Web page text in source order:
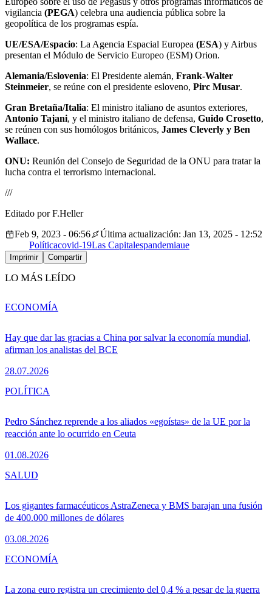
vigilancia (PEGA) celebra una audiencia pública sobre la
geopolítica de los programas espía.
UE/ESA/Espacio: La Agencia Espacial Europea (ESA) y Airbus
presentan el Módulo de Servicio Europeo (ESM) Orion.
Alemania/Eslovenia: El Presidente alemán, Frank-Walter
Steinmeier, se reúne con el presidente esloveno, Pirc Musar.
Gran Bretaña/Italia: El ministro italiano de asuntos exteriores,
Antonio Tajani, y el ministro italiano de defensa, Guido Crosetto,
se reúnen con sus homólogos británicos, James Cleverly y Ben
Wallace.
ONU: Reunión del Consejo de Seguridad de la ONU para tratar la
lucha contra el terrorismo internacional.
///
Editado por F.Heller
Feb 9, 2023 - 06:56
Última actualización: Jan 13, 2025 - 12:52
Políticacovid-19Las Capitalespandemiaue
Imprimir Compartir
LO MÁS LEÍDO
Hay que dar las gracias a China por salvar la economía mundial,
afirman los analistas del BCE
28.07.2026
ECONOMÍA
Pedro Sánchez reprende a los aliados «egoístas» de la UE por la
reacción ante lo ocurrido en Ceuta
01.08.2026
POLÍTICA
Los gigantes farmacéuticos AstraZeneca y BMS barajan una fusión
de 400.000 millones de dólares
03.08.2026
SALUD
La zona euro registra un crecimiento del 0,4 % a pesar de la guerra
ECONOMÍA